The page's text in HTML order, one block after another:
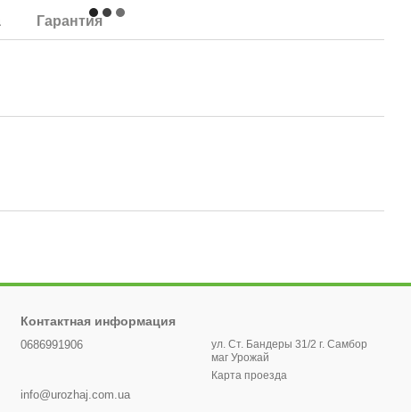
Гарантия
Контактная информация
0686991906
info@urozhaj.com.ua
ул. Ст. Бандеры 31/2 г. Самбор
маг Урожай
Карта проезда